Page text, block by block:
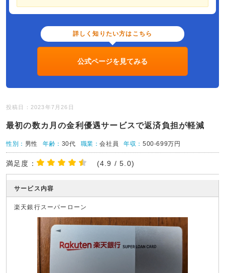
詳しく知りたい方はこちら
公式ページを見てみる
投稿日：2023年7月26日
最初の数カ月の金利優遇サービスで返済負担が軽減
性別： 男性 年齢： 30代 職業：会社員 年収：500-699万円
満足度： (4.9 / 5.0)
サービス内容
楽天銀行スーパーローン